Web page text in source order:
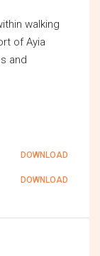
walking
of Ayia
and
DOWNLOAD
DOWNLOAD